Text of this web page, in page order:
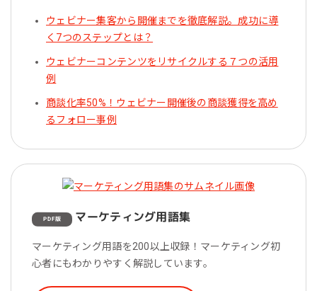
ウェビナー集客から開催までを徹底解説。成功に導
く7つのステップとは？
ウェビナーコンテンツをリサイクルする７つの活用
例
商談化率50%！ウェビナー開催後の商談獲得を高め
るフォロー事例
PDF版 マーケティング用語集
マーケティング用語を200以上収録！マーケティング初
心者にもわかりやすく解説しています。